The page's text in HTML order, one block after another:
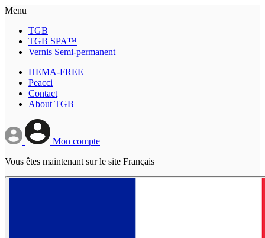
Menu
TGB
TGB SPA™
Vernis Semi-permanent
HEMA-FREE
Peacci
Contact
About TGB
Mon compte
Vous êtes maintenant sur le site Français